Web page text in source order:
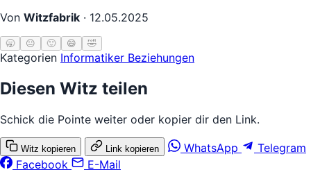
Von Witzfabrik · 12.05.2025
🥱 😐 🙂 😄 🤣
Kategorien Informatiker Beziehungen
Diesen Witz teilen
Schick die Pointe weiter oder kopier dir den Link.
Witz kopieren Link kopieren WhatsApp
Telegram
Facebook
E-Mail